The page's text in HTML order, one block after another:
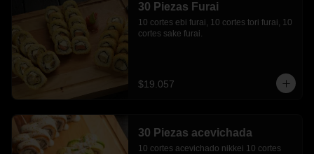
30 Piezas Furai
10 cortes ebi furai, 10 cortes tori furai, 10
cortes sake furai.
$19.057
30 Piezas acevichada
10 cortes acevichado nikkei 10 cortes